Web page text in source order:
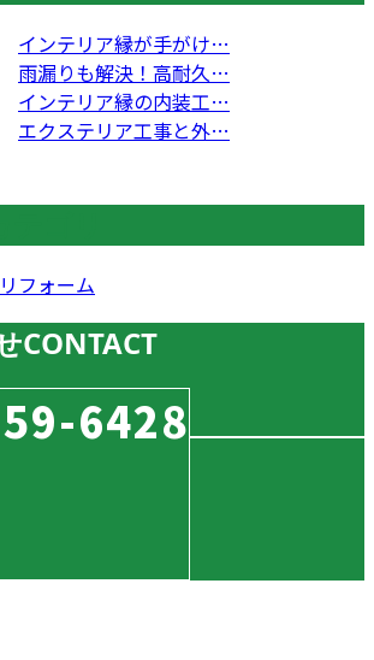
インテリア縁が手がけ…
雨漏りも解決！高耐久…
インテリア縁の内装工…
エクステリア工事と外…
フォーム
CONTACT
6428